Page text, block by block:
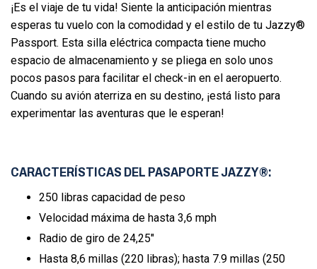
¡Es el viaje de tu vida! Siente la anticipación mientras
esperas tu vuelo con la comodidad y el estilo de tu Jazzy®
Passport. Esta silla eléctrica compacta tiene mucho
espacio de almacenamiento y se pliega en solo unos
pocos pasos para facilitar el check-in en el aeropuerto.
Cuando su avión aterriza en su destino, ¡está listo para
experimentar las aventuras que le esperan!
CARACTERÍSTICAS DEL PASAPORTE JAZZY®:
250 libras capacidad de peso
Velocidad máxima de hasta 3,6 mph
Radio de giro de 24,25"
Hasta 8,6 millas (220 libras); hasta 7.9 millas (250